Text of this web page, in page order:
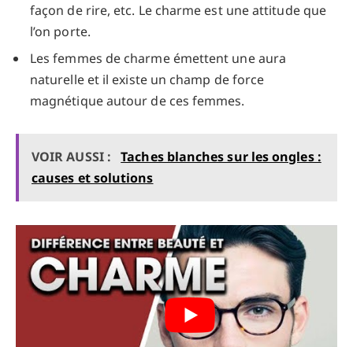
façon de rire, etc. Le charme est une attitude que
l’on porte.
Les femmes de charme émettent une aura
naturelle et il existe un champ de force
magnétique autour de ces femmes.
VOIR AUSSI :
Taches blanches sur les ongles :
causes et solutions